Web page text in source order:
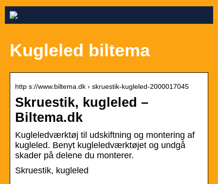
Kugleled biltema
http s://www.biltema.dk › skruestik-kugleled-2000017045
Skruestik, kugleled –
Biltema.dk
Kugleledværktøj til udskiftning og montering af
kugleled. Benyt kugleledværktøjet og undgå
skader på delene du monterer.
Skruestik, kugleled